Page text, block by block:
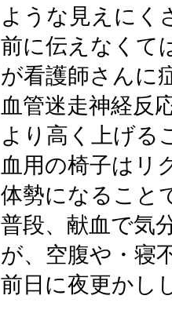
ような見えにく
前に伝えなくて
が看護師さんに
血管迷走神経反
より高く上げる
血用の椅子はリ
体勢になること
普段、献血で気
が、空腹や・寝
前日に夜更かし